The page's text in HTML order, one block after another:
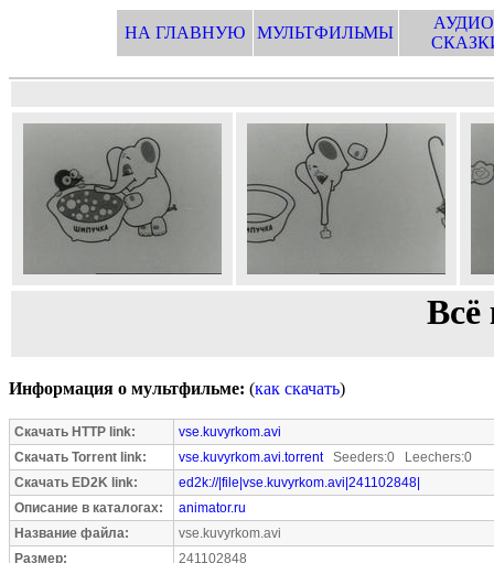
НА ГЛАВНУЮ МУЛЬТФИЛЬМЫ
Информация о мультфильме: (как скачать)
Скачать HTTP link:
vse.kuvyrkom.avi
Скачать Torrent link:
vse.kuvyrkom.avi.torrentSeeders:0 Leechers:0
Скачать ED2K link:
ed2k://|file|vse.kuvyrkom.avi|241102848|
Описание в каталогах:
animator.ru
Название файла:
vse.kuvyrkom.avi
Размер:
241102848